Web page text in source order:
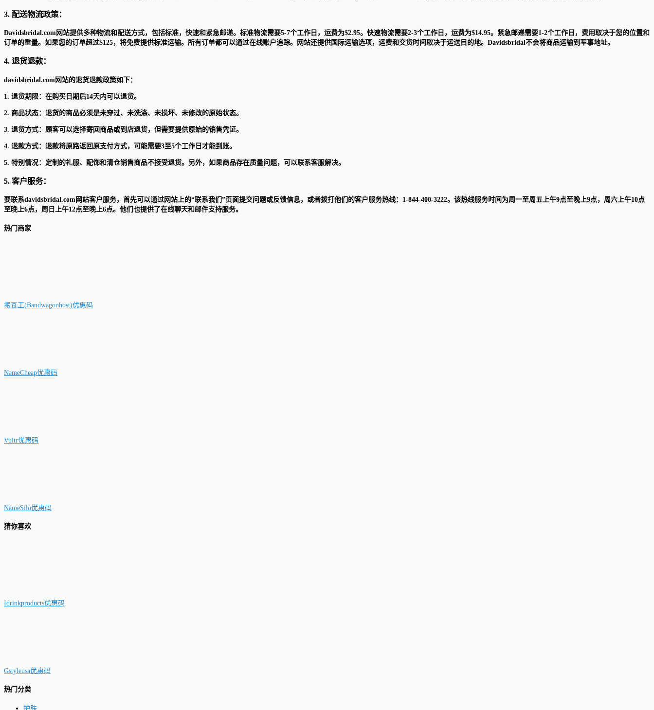
3. 配送物流政策：
Davidsbridal.com网站提供多种物流和配送方式，包括标准，快速和紧急邮递。标准物流需要5-7个工作日，运费为$2.95。快速物流需要2-3个工作日，运费为$14.95。紧急邮递需要1-2个工作日，费用取决于您的位置和
订单的重量。如果您的订单超过$125，将免费提供标准运输。所有订单都可以通过在线账户追踪。网站还提供国际运输选项，运费和交货时间取决于运送目的地。Davidsbridal不会将商品运输到军事地址。
4. 退货退款：
davidsbridal.com网站的退货退款政策如下：
1. 退货期限：在购买日期后14天内可以退货。
2. 商品状态：退货的商品必须是未穿过、未洗涤、未损坏、未修改的原始状态。
3. 退货方式：顾客可以选择寄回商品或到店退货，但需要提供原始的销售凭证。
4. 退款方式：退款将原路返回原支付方式，可能需要3至5个工作日才能到账。
5. 特别情况：定制的礼服、配饰和清仓销售商品不接受退货。另外，如果商品存在质量问题，可以联系客服解决。
5. 客户服务：
要联系davidsbridal.com网站客户服务，首先可以通过网站上的“联系我们”页面提交问题或反馈信息，或者拨打他们的客户服务热线：1-844-400-3222。该热线服务时间为周一至周五上午9点至晚上9点，周六上午10点
至晚上6点，周日上午12点至晚上6点。他们也提供了在线聊天和邮件支持服务。
热门商家
搬瓦工(Bandwagonhost)优惠码
NameCheap优惠码
Vultr优惠码
NameSilo优惠码
猜你喜欢
Idrinkproducts优惠码
Gstyleusa优惠码
热门分类
护肤